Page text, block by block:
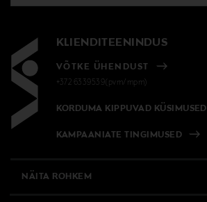
KLIENDITEENINDUS
VÕTKE ÜHENDUST
+372 6339539(pvm/mpm)
KORDUMA KIPPUVAD KÜSIMUSED
KAMPAANIATE TINGIMUSED
NÄITA ROHKEM